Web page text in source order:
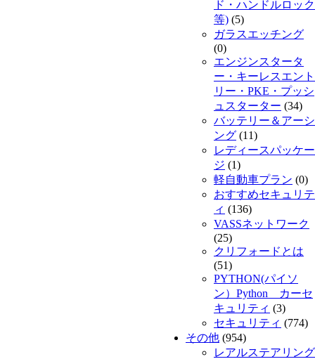
ド・ハンドルロック
等) (5)
ガラスエッチング
(0)
エンジンスタータ
ー・キーレスエント
リー・PKE・プッシ
ュスターター (34)
バッテリー＆アーシ
ング (11)
レディースパッケー
ジ (1)
軽自動車プラン (0)
おすすめセキュリテ
ィ (136)
VASSネットワーク
(25)
クリフォードとは
(51)
PYTHON(パイソ
ン）Python カーセ
キュリティ (3)
セキュリティ (774)
その他 (954)
レアルステアリング